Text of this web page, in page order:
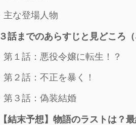
主な登場人物
３話までのあらすじと見どころ（
第１話：悪役令嬢に転生！？
第２話：不正を暴く！
第３話：偽装結婚
【結末予想】物語のラストは？